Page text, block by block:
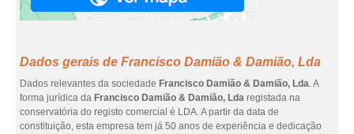
Dados gerais de Francisco Damião & Damião, Lda
Dados relevantes da sociedade Francisco Damião & Damião, Lda. A
forma jurídica da Francisco Damião & Damião, Lda registada na
conservatória do registo comercial é LDA. A partir da data de
constituição, esta empresa tem já 50 anos de experiência e dedicação